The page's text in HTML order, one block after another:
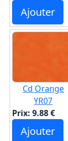
Ajouter
Cd Orange
YR07
Prix: 9.88 €
Ajouter